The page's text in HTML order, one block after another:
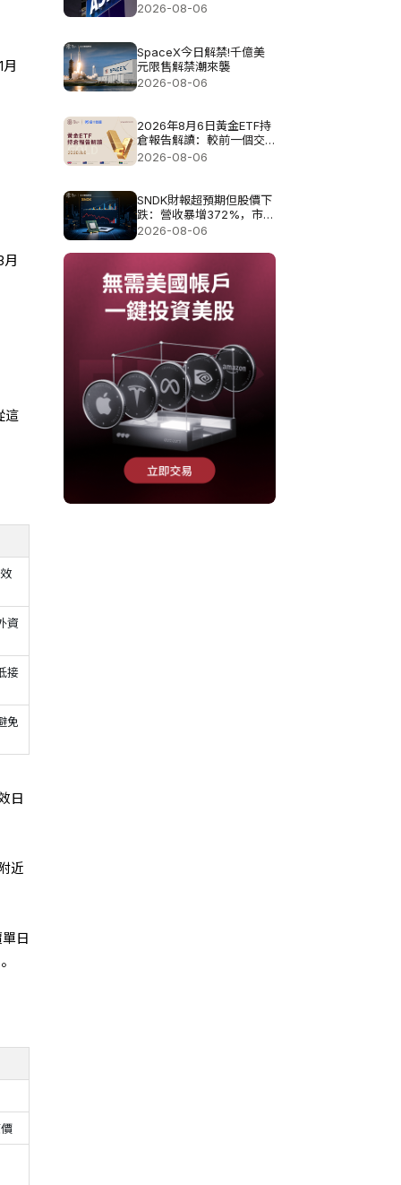
這
資
接
免
日
近
日
2026-08-06
SpaceX今日解禁!千億美
元限售解禁潮來襲
2026-08-06
2026年8月6日黃金ETF持
倉報告解讀：較前一個交
易日增加4.851噸
2026-08-06
SNDK財報超預期但股價下
跌：營收暴增372%，市場
為何仍不買單?
2026-08-06